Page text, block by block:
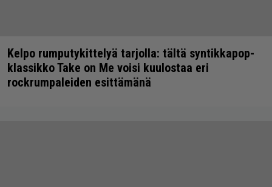
Kelpo rumputykittelyä tarjolla: tältä syntikkapop-
klassikko Take on Me voisi kuulostaa eri
rockrumpaleiden esittämänä